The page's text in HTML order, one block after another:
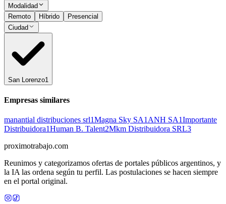
Modalidad
Remoto
Híbrido
Presencial
Ciudad
San Lorenzo1
Empresas similares
manantial distribuciones srl1Magna Sky SA1ANH SA1Importante
Distribuidora1Human B. Talent2Mkm Distribuidora SRL3
proximotrabajo.com
Reunimos y categorizamos ofertas de portales públicos argentinos, y
la IA las ordena según tu perfil. Las postulaciones se hacen siempre
en el portal original.